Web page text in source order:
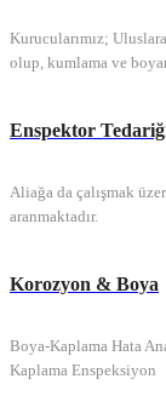
Kurucularımız;
olup, kumlama ve
Enspektor
Aliağa da çalışmak
aranmaktadır.
Korozyon & Boya
Boya-Kaplama Hata
Kaplama Enspeksiyon